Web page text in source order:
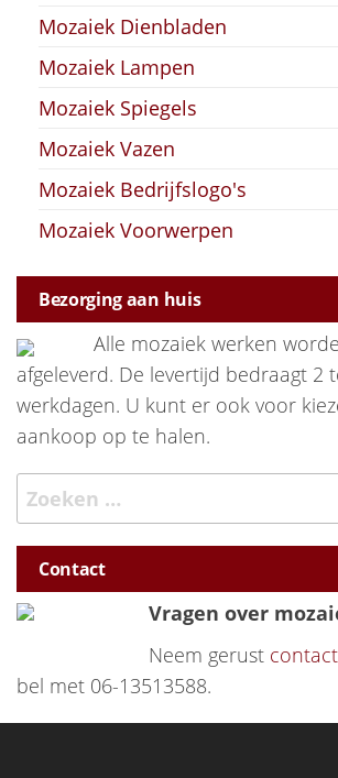
Mozaiek Dienbladen
Mozaiek Lampen
Mozaiek Spiegels
Mozaiek Vazen
Mozaiek Bedrijfslogo's
Mozaiek Voorwerpen
Bezorging aan huis
Alle mozaiek werken
afgeleverd. De levertijd bedraagt 2
werkdagen. U kunt er ook voor
aankoop op te halen.
Zoeken naar:
Contact
Vragen over
Neem gerust contact
bel met 06-13513588.